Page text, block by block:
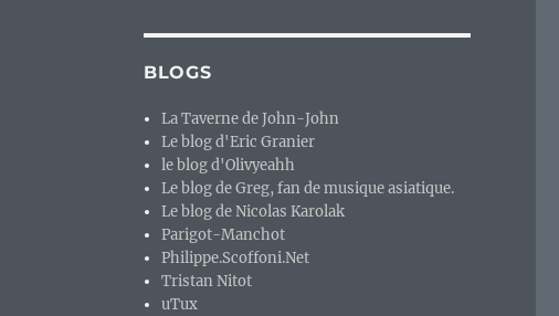
BLOGS
La Taverne de John-John
Le blog d'Eric Granier
le blog d'Olivyeahh
Le blog de Greg, fan de musique asiatique.
Le blog de Nicolas Karolak
Parigot-Manchot
Philippe.Scoffoni.Net
Tristan Nitot
uTux